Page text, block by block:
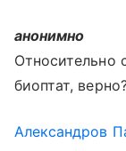
анонимно
Относительно
биоптат,
Александров